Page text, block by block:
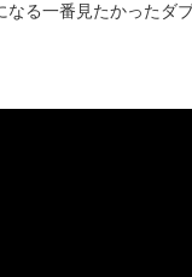
なる一番見たかったダ